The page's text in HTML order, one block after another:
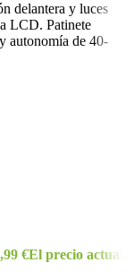
delantera y luces
LCD. Patinete
autonomía de 40-
€El precio actual